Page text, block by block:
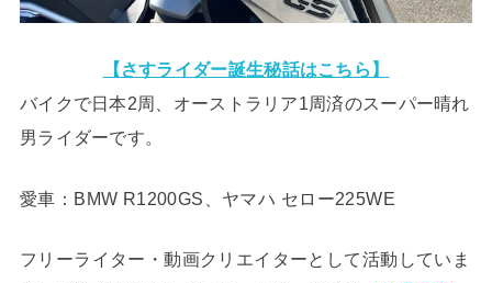
【さすライダー誕生秘話はこちら】
バイクで日本2周、オーストラリア1周済のスーパー晴れ
男ライダーです。
愛車：BMW R1200GS、ヤマハ セロー225WE
フリーライター・動画クリエイターとして活動していま